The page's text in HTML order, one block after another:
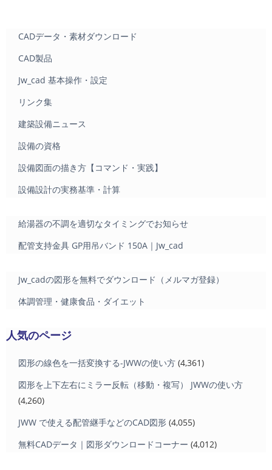
CADデータ・素材ダウンロード
CAD製品
Jw_cad 基本操作・設定
リンク集
建築設備ニュース
設備の資格
設備図面の描き方【コマンド・実践】
設備設計の実務基準・計算
給湯器の不調を適切なタイミングでお知らせ
配管支持金具 GP用吊バンド 150A｜Jw_cad
Jw_cadの図形を無料でダウンロード（メルマガ登録）
体調管理・健康食品・ダイエット
人気のページ
図形の線色を一括変換する-JWWの使い方 (4,361)
図形を上下左右にミラー反転（移動・複写） JWWの使い方
(4,260)
JWW で使える配管継手などのCAD図形 (4,055)
無料CADデータ｜図形ダウンロードコーナー (4,012)